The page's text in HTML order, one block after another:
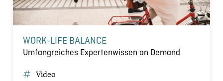
WORK-LIFE BALANCE
Umfangreiches Expertenwissen on Demand
Video